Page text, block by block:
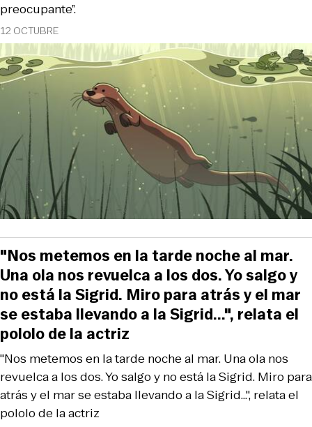
12 OCTUBRE
preocupante”.
"Nos metemos en la tarde noche al mar. Una ola nos
revuelca a los dos. Yo salgo y no está la Sigrid. Miro para
atrás y el mar se estaba llevando a la Sigrid...", relata el
pololo de la actriz
"Nos metemos en la tarde noche al mar.
Una ola nos revuelca a los dos. Yo salgo y
no está la Sigrid. Miro para atrás y el mar
se estaba llevando a la Sigrid...", relata el
pololo de la actriz